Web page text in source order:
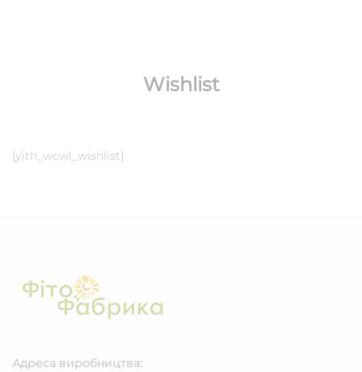
Wishlist
[yith_wcwl_wishlist]
Адреса виробництва: